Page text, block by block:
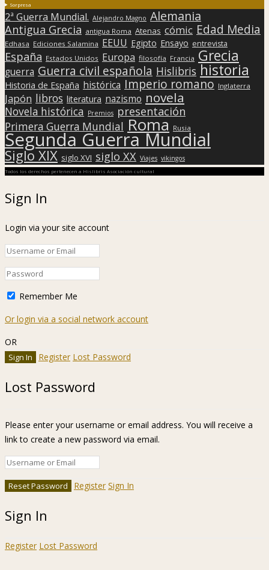
Sorpresa
2ª Guerra Mundial. Alejandro Magno Alemania
Antigua Grecia antigua Roma Atenas cómic Edad Media
Edhasa Ediciones Salamina EEUU Egipto Ensayo entrevista
España Estados Unidos Europa filosofía Francia Grecia
guerra Guerra civil española Hislibris historia
Historia de España histórica Imperio romano Inglaterra
Japón libros literatura nazismo novela
Novela histórica Premios presentación
Primera Guerra Mundial Roma Rusia
Segunda Guerra Mundial
Siglo XIX siglo XVI siglo XX Viajes vikingos
Todos los derechos pertenecen a Hislibris Asociación cultural
Sign In
Login via your site account
Remember Me
Or login via a social network account
OR
Register Lost Password
Lost Password
Please enter your username or email address. You will receive a
link to create a new password via email.
Register Sign In
Sign In
Register Lost Password